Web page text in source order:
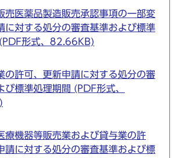
売医薬品製造販売承認事項の一部変
に対する処分の審査基準および標準
形式、82.66KB)
の許可、更新申請に対する処分の審
び標準処理期間 (PDF形式、
療機器等販売業および貸与業の許
請に対する処分の審査基準および標